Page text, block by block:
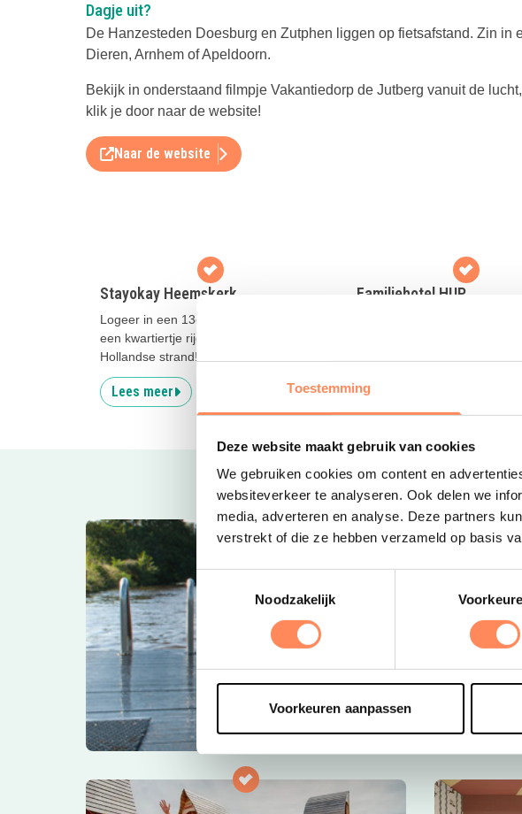
Toestemming
Deze website maakt gebruik van cookies
We gebruiken cookies om content en
websiteverkeer te analyseren. Ook delen we
media, adverteren en analyse. Deze partners
verstrekt of die ze hebben verzameld op basis
Noodzakelijk
Voorkeuren aanpassen
Dagje uit?
De Hanzesteden Doesburg en Zutphen liggen op fietsafstand. Zin
Dieren, Arnhem of Apeldoorn.
Bekijk in onderstaand filmpje Vakantiedorp de Jutberg vanuit de
klik je door naar de website!
Naar de website
Stayokay Heemskerk
Logeer in een 13e eeuws kasteel, op
een kwartiertje rijden vanaf het Noord-
Hollandse strand!
Lees meer
Familiehotel HUP
Lees meer